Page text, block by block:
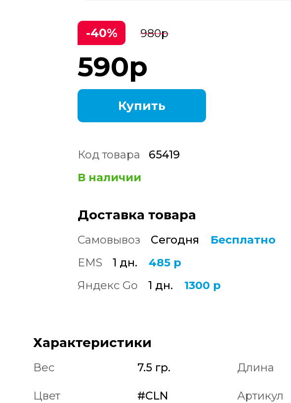
-40% 980р
590р
Купить
Код товара
65419
В наличии
Доставка товара
Самовывоз Сегодня
Бесплатно
EMS
1 дн.
485 р
Яндекс Go
1 дн. 1300 р
Характеристики
Вес 7.5 гр. Длина
Цвет #CLN Артикул